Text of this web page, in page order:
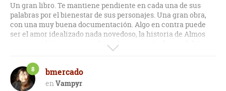
Un gran libro. Te mantiene pendiente en cada una de sus
palabras por el bienestar de sus personajes. Una gran obra,
con una muy buena documentación. Algo en contra puede
ser el amor idealizado nada novedoso, la historia de Almos
que se me hizo un poco tediosa, la sensación de que faltó
profundización en algunos personajes y el final no tan
glorioso como el resto de la historia. Pero aun así, tiene algo
que te hace amar la novela.
bmercado
Vampyr
8